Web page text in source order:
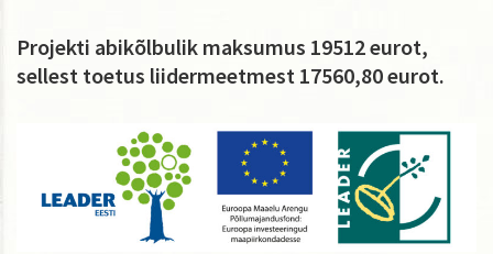
Projekti abikõlbulik maksumus 19512 eurot,
sellest toetus liidermeetmest 17560,80 eurot.